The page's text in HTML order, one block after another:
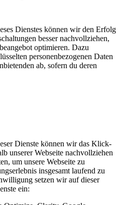
Dienstes können wir den Erfolg
besser nachvollziehen,
optimieren. Dazu
personenbezogenen Daten
ab, sofern du deren
Dienste können wir das Klick-
unserer Webseite nachvollziehen
um unsere Webseite zu
insgesamt laufend zu
setzen wir auf dieser
ein: